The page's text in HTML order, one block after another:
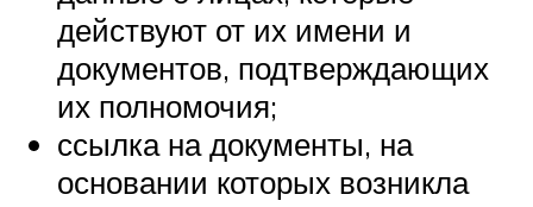
действуют от их имени и
документов, подтверждающих
их полномочия;
ссылка на документы, на
основании которых возникла